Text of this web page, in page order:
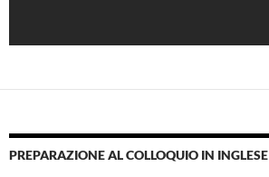
PREPARAZIONE AL COLLOQUIO IN INGLESE